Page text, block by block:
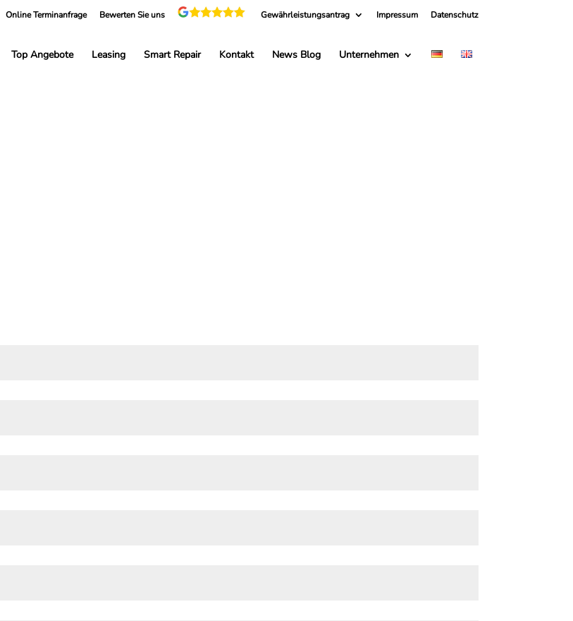
Online Terminanfrage Bewerten Sie uns Gewährleistungsantrag Impressum Datenschutz
Top Angebote Leasing Smart Repair Kontakt News Blog Unternehmen